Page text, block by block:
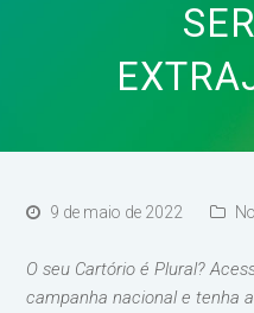
9 de maio de 2022
O seu Cartório é Plural?
campanha nacional e tenha